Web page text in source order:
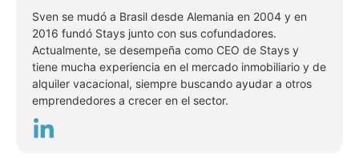
Sven se mudó a Brasil desde Alemania en 2004 y en
2016 fundó Stays junto con sus cofundadores.
Actualmente, se desempeña como CEO de Stays y
tiene mucha experiencia en el mercado inmobiliario y de
alquiler vacacional, siempre buscando ayudar a otros
emprendedores a crecer en el sector.